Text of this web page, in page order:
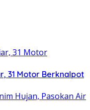
31 Motor Berknalpot